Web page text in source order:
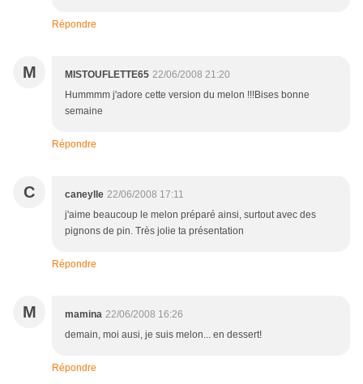
Répondre
M MISTOUFLETTE65 22/06/2008 21:20
Hummmm j'adore cette version du melon !!!Bises bonne
semaine
Répondre
C caneylle 22/06/2008 17:11
j'aime beaucoup le melon préparé ainsi, surtout avec des
pignons de pin. Très jolie ta présentation
Répondre
M mamina 22/06/2008 16:26
demain, moi ausi, je suis melon... en dessert!
Répondre